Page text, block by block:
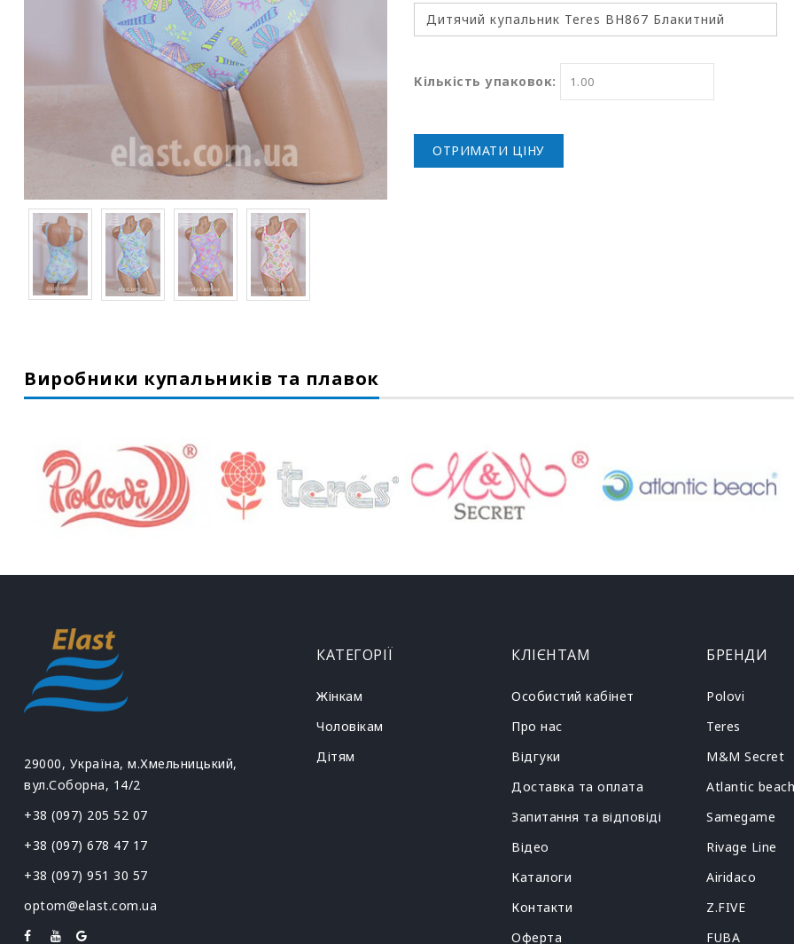
Кількість упаковок:
ОТРИМАТИ ЦІНУ
Виробники купальників та плавок
29000, Україна, м.Хмельницький,
вул.Соборна, 14/2
+38 (097) 205 52 07
+38 (097) 678 47 17
+38 (097) 951 30 57
optom@elast.com.ua
КАТЕГОРІЇ
Жінкам
Чоловікам
Дітям
КЛІЄНТАМ
Особистий кабінет
Про нас
Відгуки
Доставка та оплата
Запитання та відповіді
Відео
Каталоги
Контакти
Оферта
БРЕНДИ
Polovi
Teres
M&M Secret
Atlantic beach
Samegame
Rivage Line
Airidaco
Z.FIVE
FUBA